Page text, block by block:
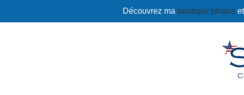
Découvrez ma boutique photos